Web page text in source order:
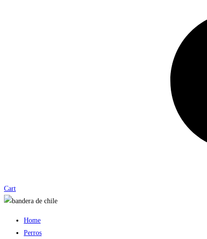
Cart
Home
Perros